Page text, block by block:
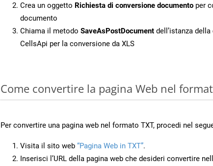
Crea un oggetto Richiesta di conversione documento per
documento
Chiama il metodo SaveAsPostDocument dell’istanza
CellsApi per la conversione da XLS
Come convertire la pagina Web nel
Per convertire una pagina web nel formato TXT, procedi nel
Visita il sito web “Pagina Web in TXT”.
Inserisci l’URL della pagina web che desideri convertire